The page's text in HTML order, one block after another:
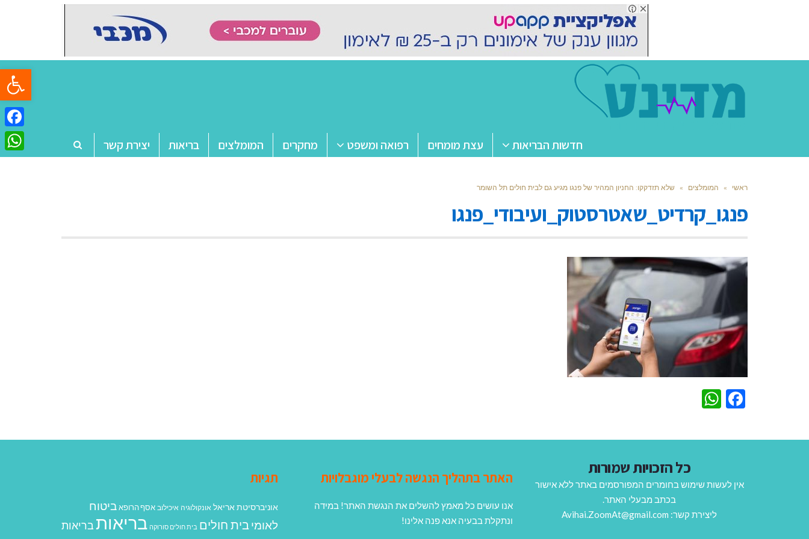
פתח
חדשות הבריאות עצת מומחים רפואה ומשפט מחקרים המומלצים בריאות יצירת קשר
ראשי » המומלצים » שלא תזדקקו: החניון המהיר של פנגו מגיע גם לבית חולים תל השומר
פנגו_קרדיט_שאטרסטוק_ועיבודי_פנגו
Facebook
כל הזכויות שמורות
אין לעשות שימוש בחומרים המפורסמים באתר ללא אישור
בכתב מבעלי האתר.
ליצירת קשר: Avihai.ZoomAt@gmail.com
האתר בתהליך הנגשה לבעלי מוגבלויות
אנו עושים כל מאמץ להשלים את הנגשת האתר! במידה
ונתקלת בבעיה אנא פנה אלינו!
תגיות
אוניברסיטת אריאל אונקולוגיה איכילוב אסף הרופא ביטוח
לאומיבית חולים בית חולים סורוקה בריאותבריאות